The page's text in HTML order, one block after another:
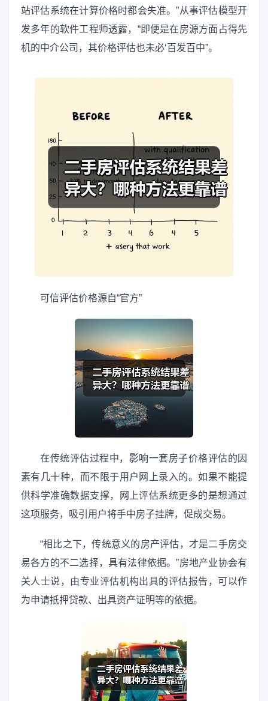
站评估系统在计算价格时都会失准。”从事评估模型开
发多年的软件工程师透露，“即便是在房源方面占得先
机的中介公司，其价格评估也未必‘百发百中”。
可信评估价格源自“官方”
在传统评估过程中，影响一套房子价格评估的因
素有几十种，而不限于用户网上录入的。如果不能提
供科学准确数据支撑，网上评估系统更多的是想通过
这项服务，吸引用户将手中房子挂牌，促成交易。
“相比之下，传统意义的房产评估，才是二手房交
易各方的不二选择，具有法律依据。”房地产业协会有
关人士说，由专业评估机构出具的评估报告，可以作
为申请抵押贷款、出具资产证明等的依据。